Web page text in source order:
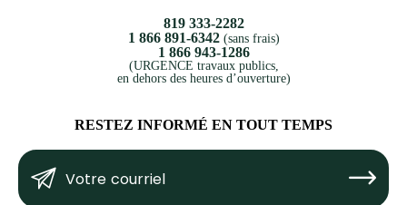
819 333-2282
1 866 891-6342(sans frais)
1 866 943-1286
(URGENCE travaux publics,
en dehors des heures d’ouverture)
RESTEZ INFORMÉ EN TOUT TEMPS
Votre
courriel
Submit